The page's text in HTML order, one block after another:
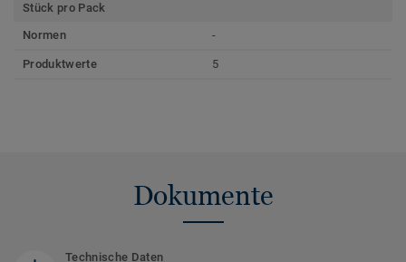
Stück pro Pack
Normen
-
Produktwerte 5
Dokumente
Technische Daten